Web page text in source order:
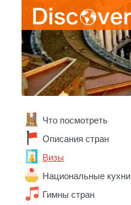
Что посмотреть
Описания стран
Визы
Национальные кухни
Гимны стран